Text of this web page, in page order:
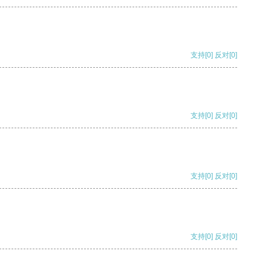
支持[0] 反对[0]
支持[0] 反对[0]
支持[0] 反对[0]
支持[0] 反对[0]